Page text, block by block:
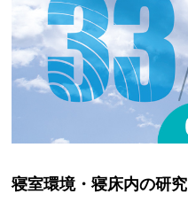
寝室環境・寝床内の研究